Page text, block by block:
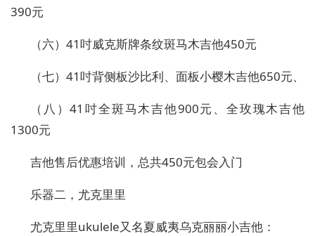
390元
（六）41吋威克斯牌条纹斑马木吉他450元
（七）41吋背侧板沙比利、面板小樱木吉他650元、
（八）41吋全斑马木吉他900元、全玫瑰木吉他
1300元
吉他售后优惠培训，总共450元包会入门
乐器二，尤克里里
尤克里里ukulele又名夏威夷乌克丽丽小吉他：